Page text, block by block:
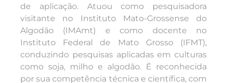
de aplicação. Atuou como pesquisadora
visitante no Instituto Mato-Grossense do
Algodão (IMAmt) e como docente no
Instituto Federal de Mato Grosso (IFMT),
conduzindo pesquisas aplicadas em culturas
como soja, milho e algodão. É reconhecida
por sua competência técnica e científica, com